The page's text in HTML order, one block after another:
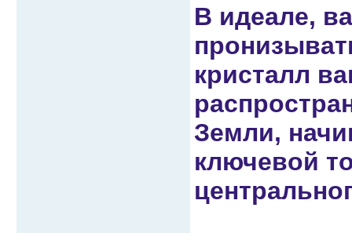
В идеале,
кристалл
Земли,
ключевой